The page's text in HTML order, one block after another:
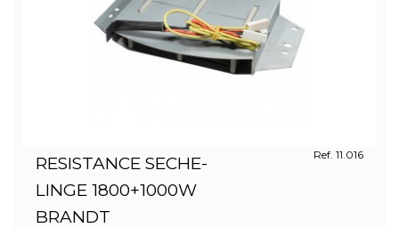
RESISTANCE SECHE-
LINGE 1800+1000W
BRANDT
Ref. 11.016